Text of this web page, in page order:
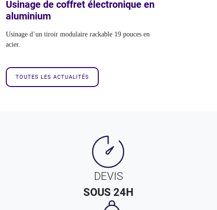
Usinage de coffret électronique en
aluminium
Usinage d’un tiroir modulaire rackable 19 pouces en
acier.
TOUTES LES ACTUALITÉS
DEVIS
SOUS 24H